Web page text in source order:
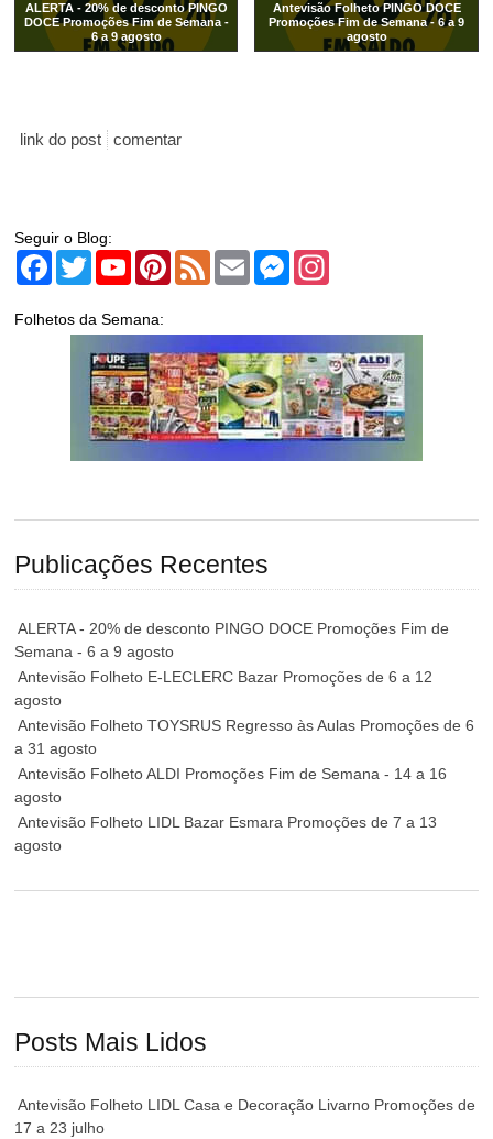
ALERTA - 20% de desconto PINGO
DOCE Promoções Fim de Semana -
6 a 9 agosto
Antevisão Folheto PINGO DOCE
Promoções Fim de Semana - 6 a 9
agosto
link do post comentar
Seguir o Blog:
Facebook
TwitterYouTubePinterest
Feed Email Messenger
Folhetos da Semana:
Publicações Recentes
ALERTA - 20% de desconto PINGO DOCE Promoções Fim de
Semana - 6 a 9 agosto
Antevisão Folheto E-LECLERC Bazar Promoções de 6 a 12
agosto
Antevisão Folheto TOYSRUS Regresso às Aulas Promoções de 6
a 31 agosto
Antevisão Folheto ALDI Promoções Fim de Semana - 14 a 16
agosto
Antevisão Folheto LIDL Bazar Esmara Promoções de 7 a 13
agosto
Posts Mais Lidos
Antevisão Folheto LIDL Casa e Decoração Livarno Promoções de
17 a 23 julho